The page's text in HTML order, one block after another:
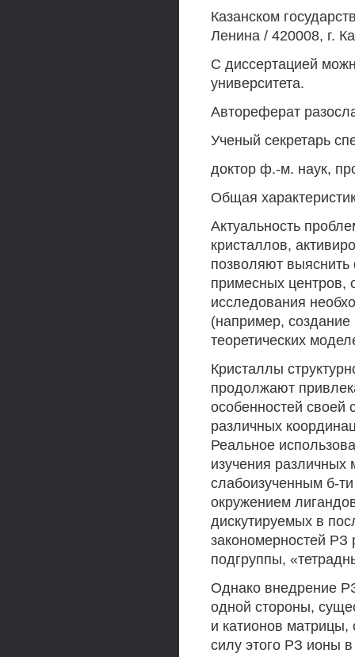
Казанском
Ленина / 420008, г.
С диссертацией
университета.
Автореферат
Ученый секретарь
доктор ф.-м. наук,
Общая
Актуальность
кристаллов,
позволяют выяснить
примесных центров,
исследования
(например,
теоретических
Кристаллы
продолжают
особенностей своей
различных
Реальное
изучения
слабоизученным б-
окружением
дискутируемых в
закономерностей РЗ
подгруппы,
Однако внедрение
одной стороны,
и катионов матрицы,
силу этого РЗ ионы